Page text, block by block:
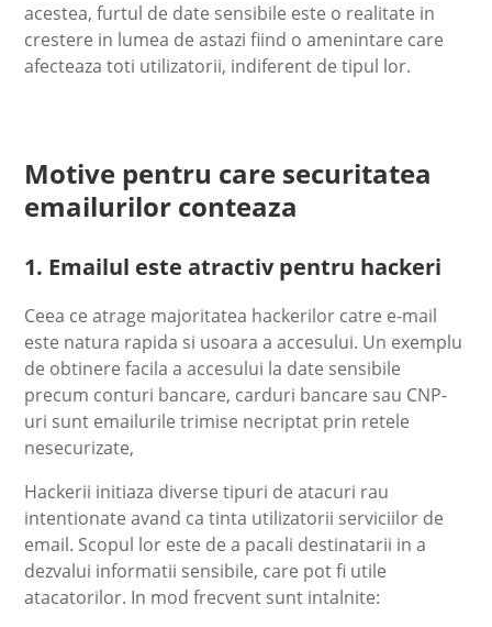
acestea, furtul de date sensibile este o realitate in
crestere in lumea de astazi fiind o amenintare care
afecteaza toti utilizatorii, indiferent de tipul lor.
Motive pentru care securitatea
emailurilor conteaza
1. Emailul este atractiv pentru hackeri
Ceea ce atrage majoritatea hackerilor catre e-mail
este natura rapida si usoara a accesului. Un exemplu
de obtinere facila a accesului la date sensibile
precum conturi bancare, carduri bancare sau CNP-
uri sunt emailurile trimise necriptat prin retele
nesecurizate,
Hackerii initiaza diverse tipuri de atacuri rau
intentionate avand ca tinta utilizatorii serviciilor de
email. Scopul lor este de a pacali destinatarii in a
dezvalui informatii sensibile, care pot fi utile
atacatorilor. In mod frecvent sunt intalnite: